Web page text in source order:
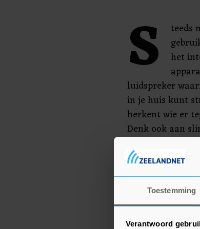
Toestemming
Verantwoord
S
teeds
het
luidspreker
in je huis kunt
herkent wie er
Denk ook aan
"Juist bij slimme
Dan weet je
veilig gebruikt